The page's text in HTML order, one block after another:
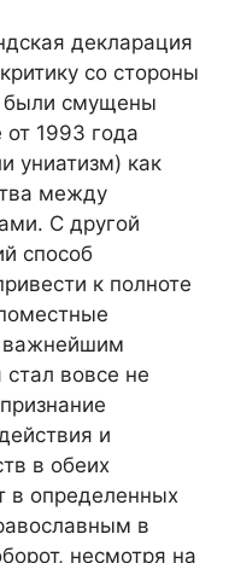
декларация
со стороны
были смущены
1993 года
униатизм) как
между
С другой
способ
к полноте
важнейшим
стал вовсе не
и
в обеих
в определенных
в
несмотря на